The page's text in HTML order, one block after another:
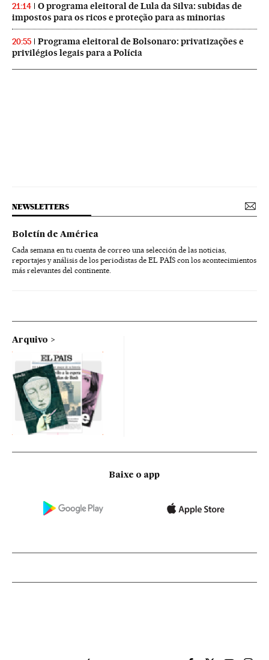
21:14
O programa eleitoral de Lula da Silva: subidas de
impostos para os ricos e proteção para as minorias
20:55
Programa eleitoral de Bolsonaro: privatizações e
privilégios legais para a Polícia
NEWSLETTERS
Boletín de América
Cada semana en tu cuenta de correo una selección de las noticias,
reportajes y análisis de los periodistas de EL PAÍS con los acontecimientos
más relevantes del continente.
Arquivo
Baixe o app